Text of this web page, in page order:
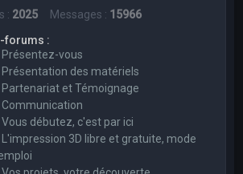
: 2025 Messages : 15966
forums :
Présentez-vous
Présentation des matériels
Partenariat et Témoignage
Communication
Vous débutez, c'est par ici
L'impression 3D libre et gratuite, mode